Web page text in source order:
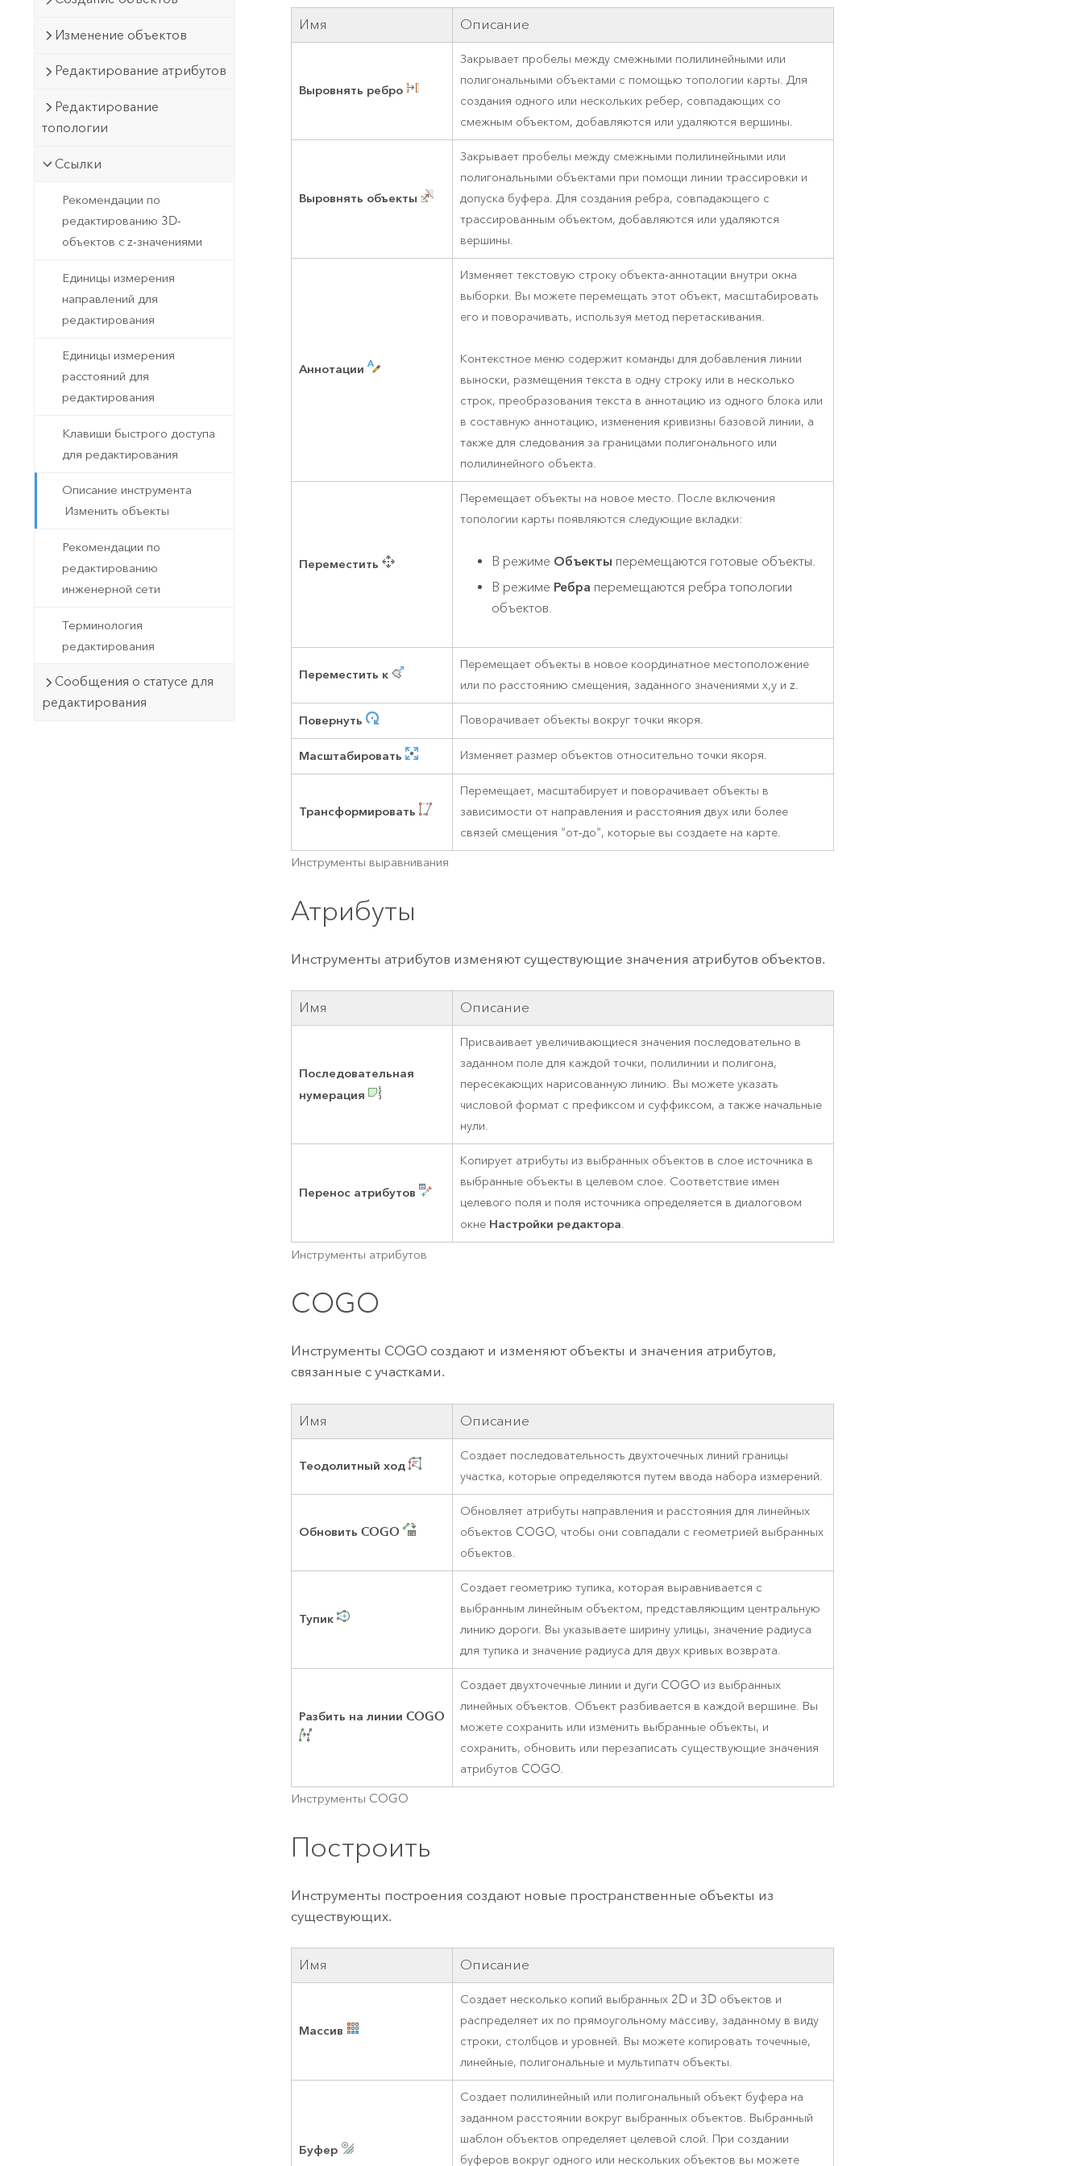
Изменение объектов
Редактирование атрибутов
Редактирование
топологии
Ссылки
Рекомендации по
редактированию 3D-
объектов с z-значениями
Единицы измерения
направлений для
редактирования
Единицы измерения
расстояний для
редактирования
Клавиши быстрого доступа
для редактирования
Описание инструмента
Изменить объекты
Рекомендации по
редактированию
инженерной сети
Терминология
редактирования
Сообщения о статусе для
редактирования
Имя Описание
Выровнять ребро
Закрывает пробелы между смежными полилинейными или
полигональными объектами с помощью топологии карты. Для
создания одного или нескольких ребер, совпадающих со
смежным объектом, добавляются или удаляются вершины.
Выровнять объекты
Закрывает пробелы между смежными полилинейными или
полигональными объектами при помощи линии трассировки и
допуска буфера. Для создания ребра, совпадающего с
трассированным объектом, добавляются или удаляются
вершины.
Аннотации
Изменяет текстовую строку объекта-аннотации внутри окна
выборки. Вы можете перемещать этот объект, масштабировать
его и поворачивать, используя метод перетаскивания.
Контекстное меню содержит команды для добавления линии
выноски, размещения текста в одну строку или в несколько
строк, преобразования текста в аннотацию из одного блока или
в составную аннотацию, изменения кривизны базовой линии, а
также для следования за границами полигонального или
полилинейного объекта.
Переместить
Перемещает объекты на новое место. После включения
топологии карты появляются следующие вкладки:
В режиме Объекты перемещаются готовые объекты.
В режиме Ребра перемещаются ребра топологии
объектов.
Переместить к
Перемещает объекты в новое координатное местоположение
или по расстоянию смещения, заданного значениями x,y и z.
Повернуть Поворачивает объекты вокруг точки якоря.
Масштабировать Изменяет размер объектов относительно точки якоря.
Трансформировать
Перемещает, масштабирует и поворачивает объекты в
зависимости от направления и расстояния двух или более
связей смещения "от-до", которые вы создаете на карте.
Инструменты выравнивания
Атрибуты
Инструменты атрибутов изменяют существующие значения атрибутов объектов.
Имя Описание
Последовательная
нумерация
Присваивает увеличивающиеся значения последовательно в
заданном поле для каждой точки, полилинии и полигона,
пересекающих нарисованную линию. Вы можете указать
числовой формат с префиксом и суффиксом, а также начальные
нули.
Перенос атрибутов
Копирует атрибуты из выбранных объектов в слое источника в
выбранные объекты в целевом слое. Соответствие имен
целевого поля и поля источника определяется в диалоговом
окне Настройки редактора.
Инструменты атрибутов
COGO
Инструменты COGO создают и изменяют объекты и значения атрибутов,
связанные с участками.
Имя Описание
Теодолитный ход
Создает последовательность двухточечных линий границы
участка, которые определяются путем ввода набора измерений.
Обновить COGO
Обновляет атрибуты направления и расстояния для линейных
объектов COGO, чтобы они совпадали с геометрией выбранных
объектов.
Тупик
Создает геометрию тупика, которая выравнивается с
выбранным линейным объектом, представляющим центральную
линию дороги. Вы указываете ширину улицы, значение радиуса
для тупика и значение радиуса для двух кривых возврата.
Разбить на линии COGO
Создает двухточечные линии и дуги COGO из выбранных
линейных объектов. Объект разбивается в каждой вершине. Вы
можете сохранить или изменить выбранные объекты, и
сохранить, обновить или перезаписать существующие значения
атрибутов COGO.
Инструменты COGO
Построить
Инструменты построения создают новые пространственные объекты из
существующих.
Имя Описание
Массив
Создает несколько копий выбранных 2D и 3D объектов и
распределяет их по прямоугольному массиву, заданному в виду
строки, столбцов и уровней. Вы можете копировать точечные,
линейные, полигональные и мультипатч объекты.
Буфер
Создает полилинейный или полигональный объект буфера на
заданном расстоянии вокруг выбранных объектов. Выбранный
шаблон объектов определяет целевой слой. При создании
буферов вокруг одного или нескольких объектов вы можете